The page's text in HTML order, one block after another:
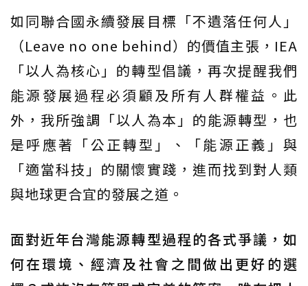
如同聯合國永續發展目標「不遺落任何人」
（Leave no one behind）的價值主張，IEA
「以人為核心」的轉型倡議，再次提醒我們
能源發展過程必須顧及所有人群權益。此
外，我所強調「以人為本」的能源轉型，也
是呼應著「公正轉型」、「能源正義」與
「適當科技」的關懷實踐，進而找到對人類
與地球更合宜的發展之道。
面對近年台灣能源轉型過程的各式爭議，如
何在環境、經濟及社會之間做出更好的選